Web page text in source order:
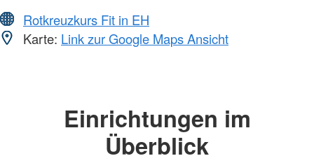
Rotkreuzkurs Fit in EH
Karte: Link zur Google Maps Ansicht
Einrichtungen im
Überblick